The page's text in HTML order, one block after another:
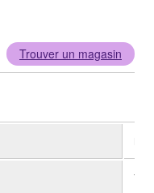
Trouver un magasin